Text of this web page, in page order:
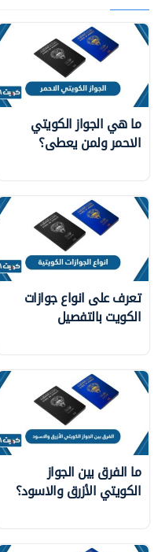
ما هي الجواز الكويتي
الاحمر ولمن يعطى؟
تعرف على انواع جوازات
الكويت بالتفصيل
ما الفرق بين الجواز
الكويتي الأزرق والاسود؟